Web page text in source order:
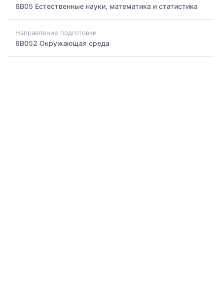
6B05 Естественные науки, математика и статистика
Направление подготовки
6B052 Окружающая среда